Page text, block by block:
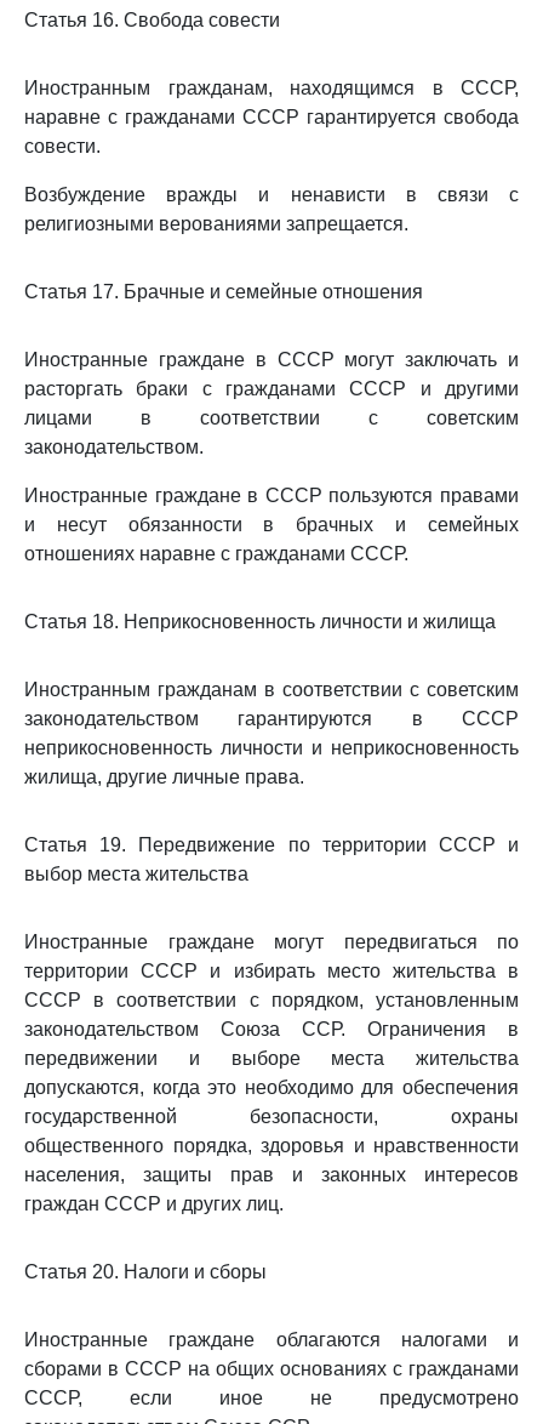
Статья 16. Свобода совести
Иностранным гражданам, находящимся в СССР,
наравне с гражданами СССР гарантируется свобода
совести.
Возбуждение вражды и ненависти в связи с
религиозными верованиями запрещается.
Статья 17. Брачные и семейные отношения
Иностранные граждане в СССР могут заключать и
расторгать браки с гражданами СССР и другими
лицами в соответствии с советским
законодательством.
Иностранные граждане в СССР пользуются правами
и несут обязанности в брачных и семейных
отношениях наравне с гражданами СССР.
Статья 18. Неприкосновенность личности и жилища
Иностранным гражданам в соответствии с советским
законодательством гарантируются в СССР
неприкосновенность личности и неприкосновенность
жилища, другие личные права.
Статья 19. Передвижение по территории СССР и
выбор места жительства
Иностранные граждане могут передвигаться по
территории СССР и избирать место жительства в
СССР в соответствии с порядком, установленным
законодательством Союза ССР. Ограничения в
передвижении и выборе места жительства
допускаются, когда это необходимо для обеспечения
государственной безопасности, охраны
общественного порядка, здоровья и нравственности
населения, защиты прав и законных интересов
граждан СССР и других лиц.
Статья 20. Налоги и сборы
Иностранные граждане облагаются налогами и
сборами в СССР на общих основаниях с гражданами
СССР, если иное не предусмотрено